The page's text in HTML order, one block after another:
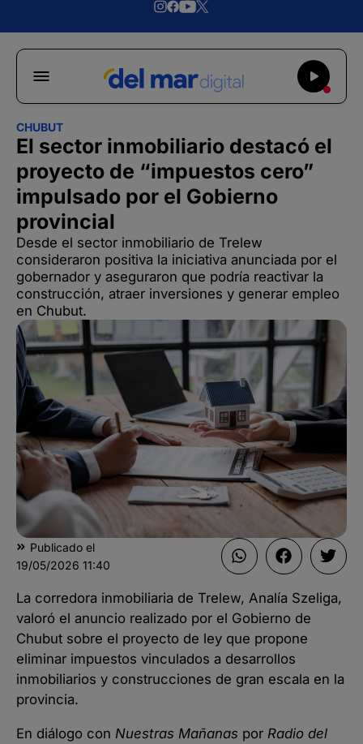
CHUBUT
El sector inmobiliario destacó el
proyecto de “impuestos cero”
impulsado por el Gobierno
provincial
Desde el sector inmobiliario de Trelew
consideraron positiva la iniciativa anunciada por el
gobernador y aseguraron que podría reactivar la
construcción, atraer inversiones y generar empleo
en Chubut.
Publicado el
19/05/2026 11:40
La corredora inmobiliaria de Trelew, Analía Szeliga,
valoró el anuncio realizado por el Gobierno de
Chubut sobre el proyecto de ley que propone
eliminar impuestos vinculados a desarrollos
inmobiliarios y construcciones de gran escala en la
provincia.
En diálogo con Nuestras Mañanas por Radio del